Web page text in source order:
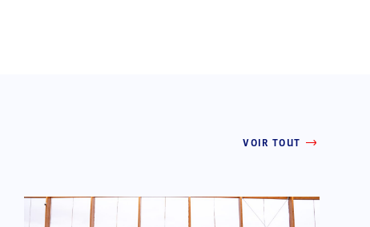
VOIR TOUT